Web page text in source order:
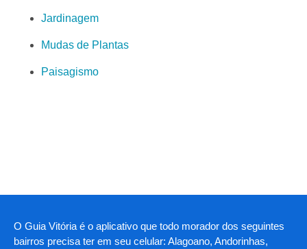
Jardinagem
Mudas de Plantas
Paisagismo
O Guia Vitória é o aplicativo que todo morador dos seguintes
bairros precisa ter em seu celular: Alagoano, Andorinhas,